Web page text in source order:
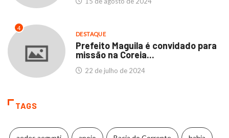
4
DESTAQUE
Prefeito Maguila é convidado para
missão na Coreia...
22 de julho de 2024
TAGS